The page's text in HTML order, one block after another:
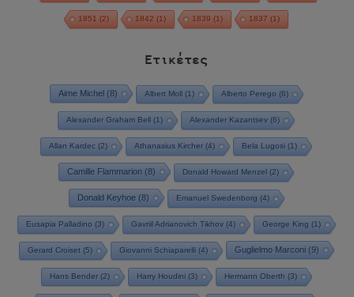
1851 (2) 1842 (1) 1839 (1) 1837 (1)
Ετικέτες
Aime Michel (8) Albert Moll(1) Alberto Perego (6)
Alexander Graham Bell (1) Alexander Kazantsev (6)
Allan Kardec (2) Athanasius Kircher (4) Bela Lugosi (1)
Camille Flammarion (8) Donald Howard Menzel (2)
Donald Keyhoe(8) Emanuel Swedenborg (4)
Eusapia Palladino (3) Gavriil Adrianovich Tikhov(4) George King (1)
Gerard Croiset(5) Giovanni Schiaparelli(4) Guglielmo Marconi(9)
Hans Bender(2) Harry Houdini(3) Hermann Oberth (3)